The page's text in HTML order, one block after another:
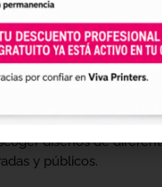
para negocios
es una solución
quieren ahorrar tiempo,
más variedad de
diseños de
y públicos.